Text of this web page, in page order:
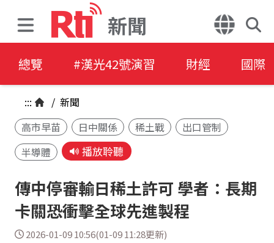
新聞
總覽 #漢光42號演習 財經 國際
::: / 新聞
高市早苗
日中關係 稀土戰
出口管制
半導體
播放聆聽
傳中停審輸日稀土許可 學者：長期
卡關恐衝擊全球先進製程
2026-01-09 10:56(01-09 11:28更新)